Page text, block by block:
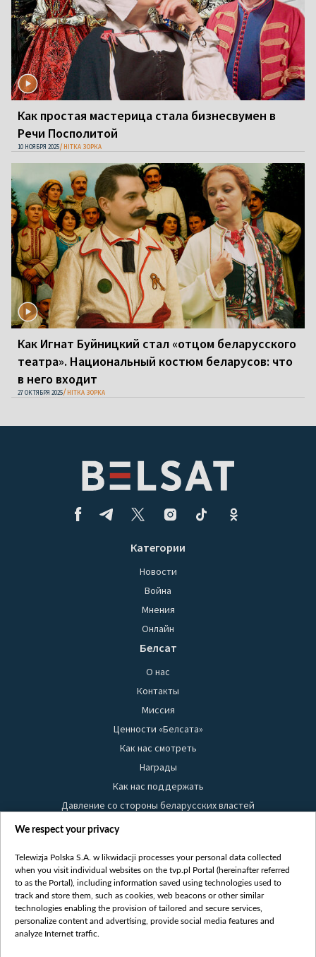
Как простая мастерица стала бизнесвумен в
Речи Посполитой
10 НОЯБРЯ 2025 НІТКА ЗОРКА
Как Игнат Буйницкий стал «отцом беларусского
театра». Национальный костюм беларусов: что
в него входит
27 ОКТЯБРЯ 2025 НІТКА ЗОРКА
Категории
Новости
Война
Мнения
Онлайн
Белсат
О нас
Контакты
Миссия
Ценности «Белсата»
Как нас смотреть
Награды
Как нас поддержать
Давление со стороны беларусских властей
Правила использования материалов
Безопасность
Youtube
Белсат news
Белсат Life
We respect your privacy
Telewizja Polska S.A. w likwidacji processes your personal data collected
when you visit individual websites on the tvp.pl Portal (hereinafter referred
to as the Portal), including information saved using technologies used to
track and store them, such as cookies, web beacons or other similar
technologies enabling the provision of tailored and secure services,
personalize content and advertising, provide social media features and
analyze Internet traffic.